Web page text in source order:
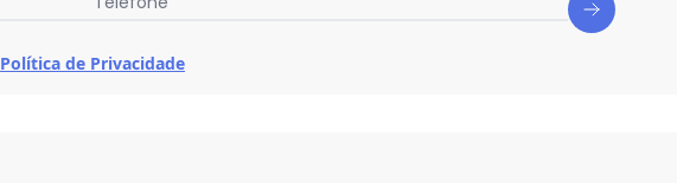
Política de Privacidade